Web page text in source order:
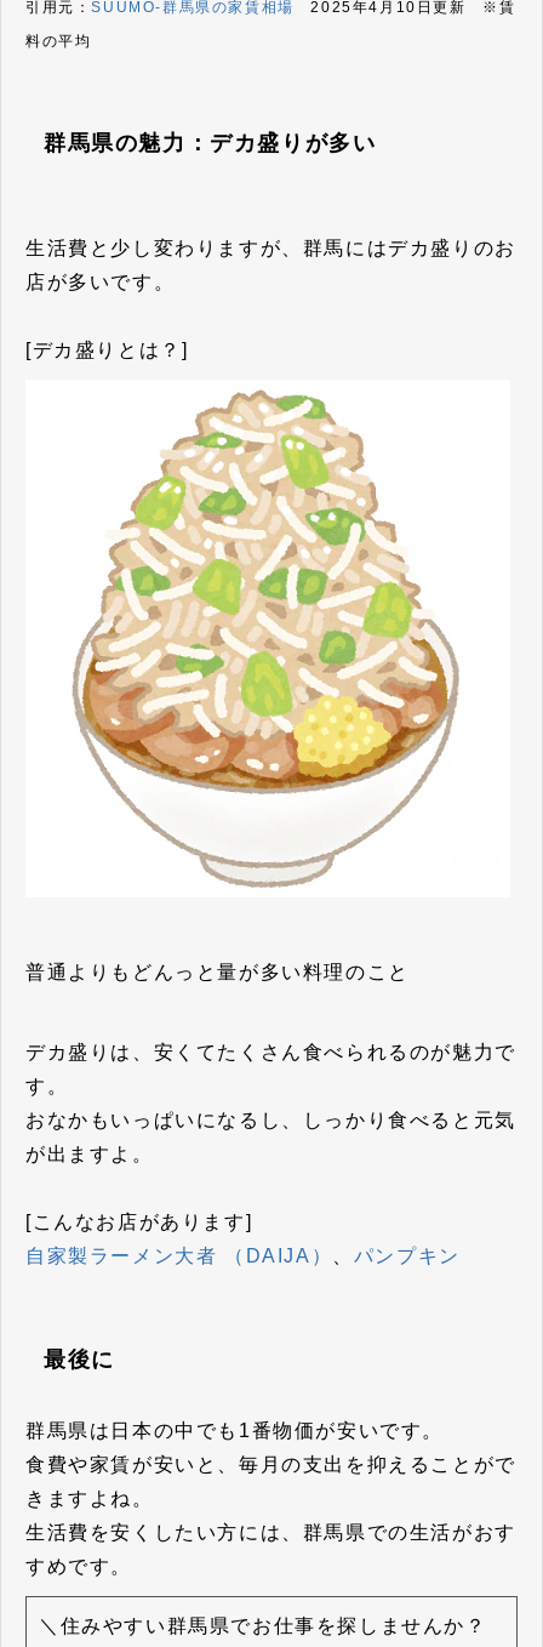
引用元：SUUMO-群馬県の家賃相場
2025年4月10日更新 ※賃
料の平均
群馬県の魅力：デカ盛りが多い
生活費と少し変わりますが、群馬にはデカ盛りのお
店が多いです。
[デカ盛りとは？]
普通よりもどんっと量が多い料理のこと
デカ盛りは、安くてたくさん食べられるのが魅力で
す。
おなかもいっぱいになるし、しっかり食べると元気
が出ますよ。
[こんなお店があります]
自家製ラーメン大者 （DAIJA）
パンプキン
最後に
群馬県は日本の中でも1番物価が安いです。
食費や家賃が安いと、毎月の支出を抑えることがで
きますよね。
生活費を安くしたい方には、群馬県での生活がおす
すめです。
＼住みやすい群馬県でお仕事を探しませんか？